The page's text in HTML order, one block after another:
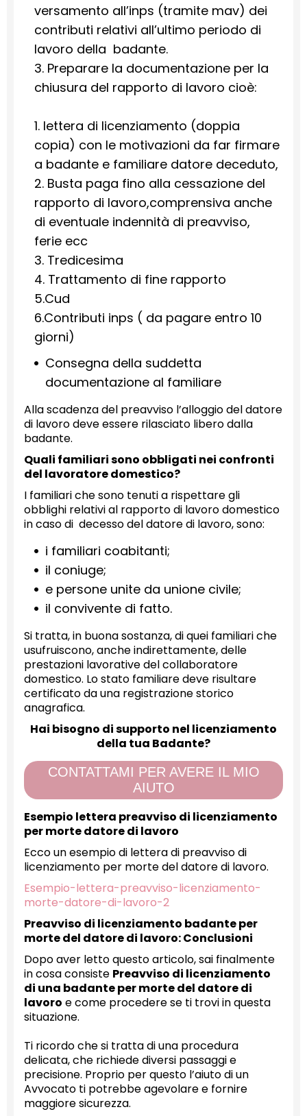
versamento all’inps (tramite mav) dei
contributi relativi all’ultimo periodo di
lavoro della badante.
3. Preparare la documentazione per la
chiusura del rapporto di lavoro cioè:
1. lettera di licenziamento (doppia
copia) con le motivazioni da far firmare
a badante e familiare datore deceduto,
2. Busta paga fino alla cessazione del
rapporto di lavoro,comprensiva anche
di eventuale indennità di preavviso,
ferie ecc
3. Tredicesima
4. Trattamento di fine rapporto
5.Cud
6.Contributi inps ( da pagare entro 10
giorni)
Consegna della suddetta
documentazione al familiare
Alla scadenza del preavviso l’alloggio del datore
di lavoro deve essere rilasciato libero dalla
badante.
Quali familiari sono obbligati nei confronti
del lavoratore domestico?
I familiari che sono tenuti a rispettare gli
obblighi relativi al rapporto di lavoro domestico
in caso di decesso del datore di lavoro, sono:
i familiari coabitanti;
il coniuge;
e persone unite da unione civile;
il convivente di fatto.
Si tratta, in buona sostanza, di quei familiari che
usufruiscono, anche indirettamente, delle
prestazioni lavorative del collaboratore
domestico. Lo stato familiare deve risultare
certificato da una registrazione storico
anagrafica.
Hai bisogno di supporto nel licenziamento
della tua Badante?
CONTATTAMI PER AVERE IL MIO
AIUTO
Esempio lettera preavviso di licenziamento
per morte datore di lavoro
Ecco un esempio di lettera di preavviso di
licenziamento per morte del datore di lavoro.
Esempio-lettera-preavviso-licenziamento-
morte-datore-di-lavoro-2
Preavviso di licenziamento badante per
morte del datore di lavoro: Conclusioni
Dopo aver letto questo articolo, sai finalmente
in cosa consiste Preavviso di licenziamento
di una badante per morte del datore di
lavoro e come procedere se ti trovi in questa
situazione.
Ti ricordo che si tratta di una procedura
delicata, che richiede diversi passaggi e
precisione. Proprio per questo l’aiuto di un
Avvocato ti potrebbe agevolare e fornire
maggiore sicurezza.